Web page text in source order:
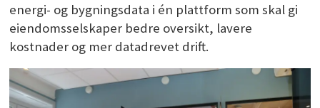
energi- og bygningsdata i én plattform som skal gi
eiendomsselskaper bedre oversikt, lavere
kostnader og mer datadrevet drift.